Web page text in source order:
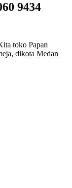
9434
toko Papan
dikota Medan